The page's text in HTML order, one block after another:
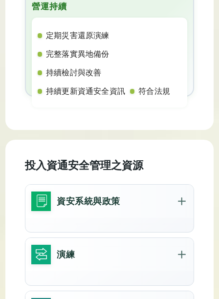
營運持續
定期災害還原演練
完整落實異地備份
持續檢討與改善
持續更新資通安全資訊
符合法規
投入資通安全管理之資源
資安系統與政策
全員電腦備份
資安網頁
演練